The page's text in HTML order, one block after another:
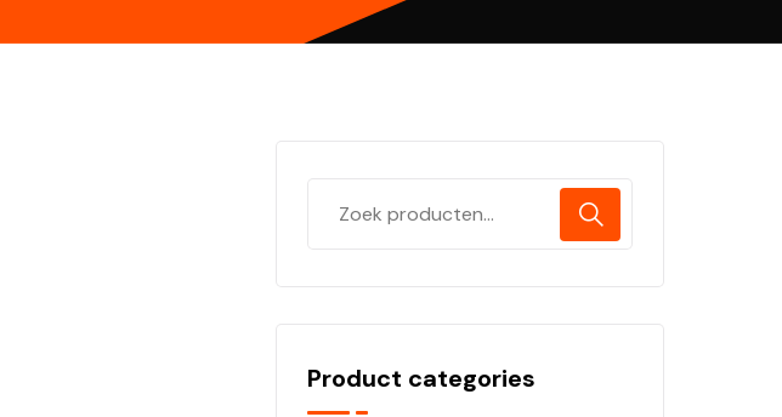
Product categories